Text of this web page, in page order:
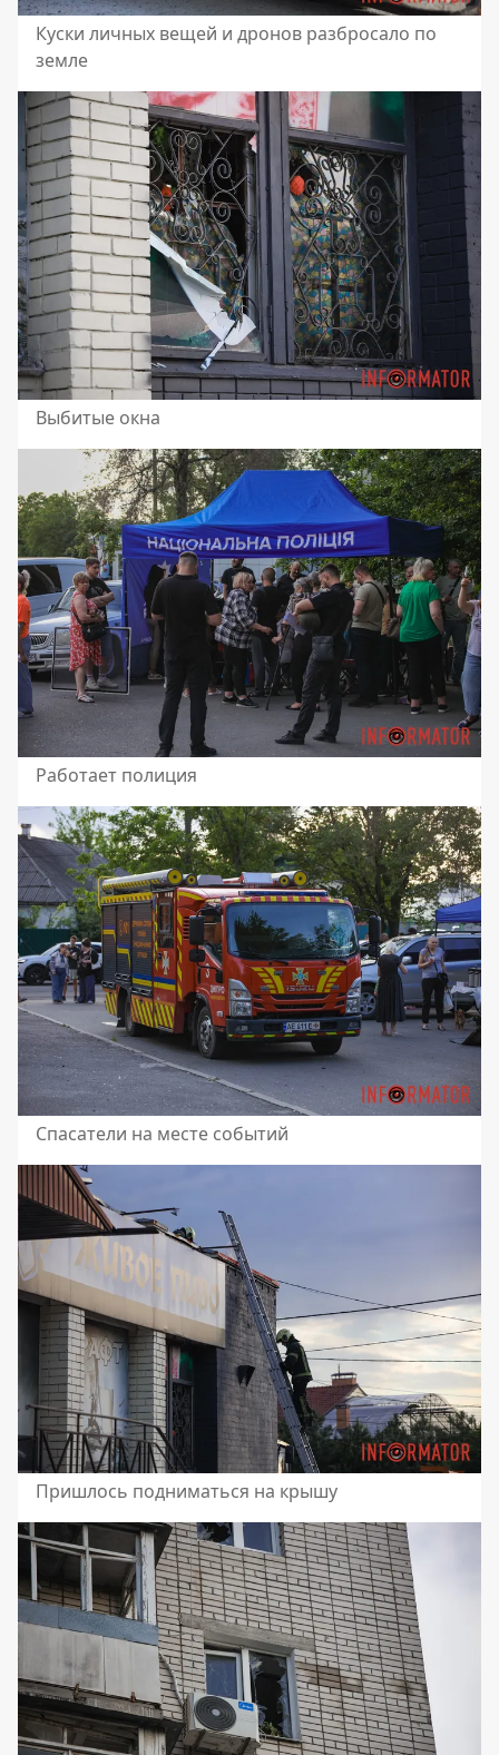
Куски личных вещей и дронов разбросало по
земле
Выбитые окна
Работает полиция
Спасатели на месте событий
Пришлось подниматься на крышу